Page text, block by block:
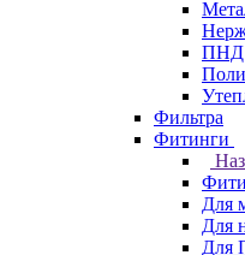
ПНД
Фильтра
Фитинги
Для
Для
Для